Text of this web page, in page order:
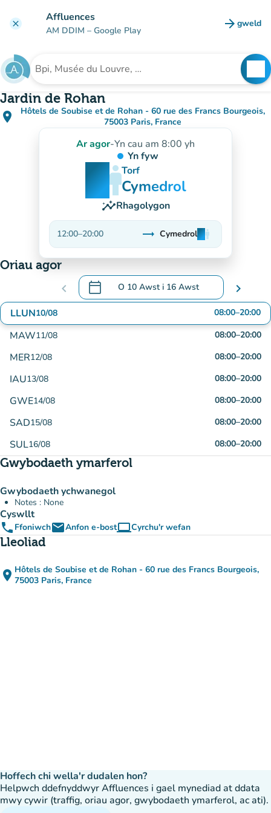
clear Affluences
AM DDIM – Google Play arrow_forward gweld
(tab
Chwilio am sefydliad
Jardin de Rohan
place
Hôtels de Soubise et de Rohan - 60 rue des Francs Bourgeois,
75003 Paris, France
(agor yn Google Maps)
(tab newydd)
Ar agor-Yn cau am 8:00 yh
Yn fyw
man
man
man
Torf
Cymedrol
insightsRhagolygon
12:00–20:00 trending_flat
Sefydlog
Cymedrolman
man
man
Oriau agor
chevron_left calendar_today O 10 Awst i 16 Awst
.Agor y calendr i newid dyddiadau chevron_right
LLUN10/08 08:00–20:00
MAW11/08 08:00–20:00
MER12/08 08:00–20:00
IAU13/08 08:00–20:00
GWE14/08 08:00–20:00
SAD15/08 08:00–20:00
SUL16/08 08:00–20:00
Gwybodaeth ymarferol
Gwybodaeth ychwanegol
Notes : None
Cyswllt
phone FfoniwchemailAnfon e-bostcomputerCyrchu'r wefan
(tab newydd)
Lleoliad
place Hôtels de Soubise et de Rohan - 60 rue des Francs Bourgeois,
75003 Paris, France
Hoffech chi wella'r dudalen hon?
Helpwch ddefnyddwyr Affluences i gael mynediad at ddata
mwy cywir (traffig, oriau agor, gwybodaeth ymarferol, ac ati).